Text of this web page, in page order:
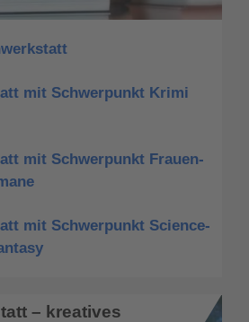
mit Schwerpunkt Krimi
mit Schwerpunkt Frauen-
mit Schwerpunkt Science-
– kreatives